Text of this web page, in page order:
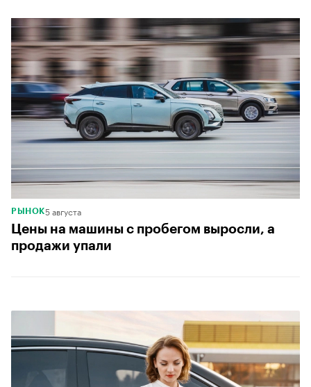
РЫНОК5 августа
Цены на машины с пробегом выросли, а
продажи упали